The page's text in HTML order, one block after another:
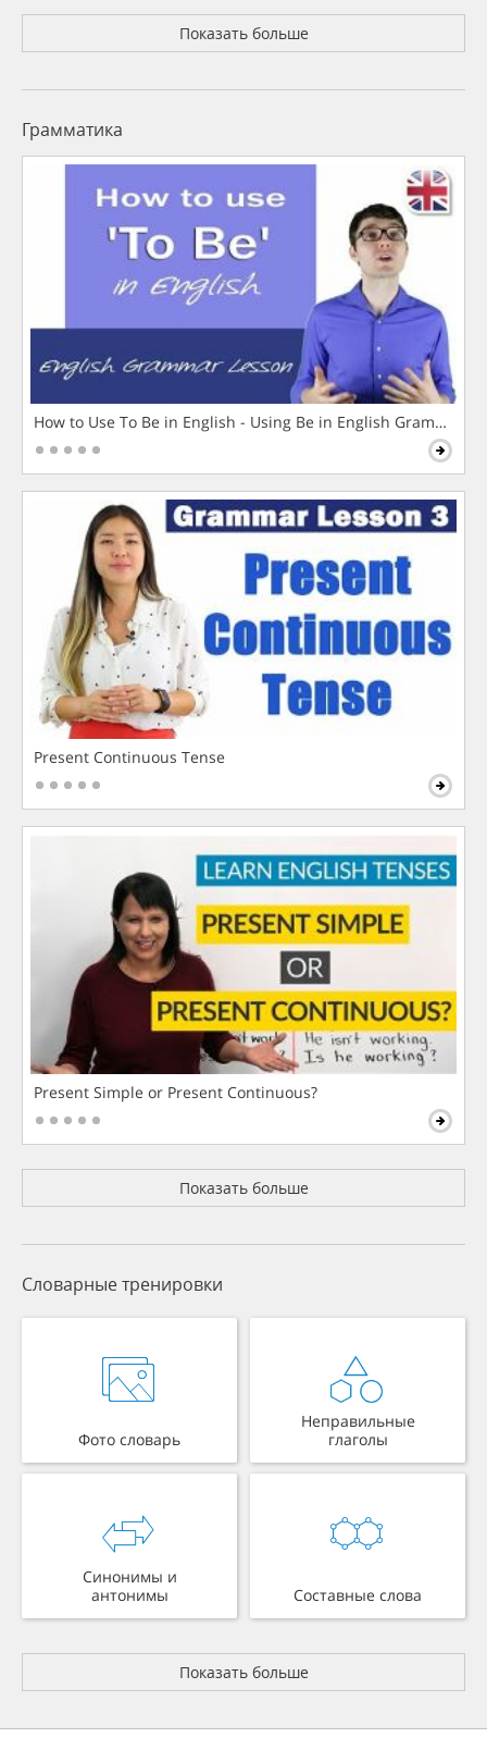
Показать больше
Грамматика
How to Use To Be in English - Using Be in English Grammar
Present Continuous Tense
Present Simple or Present Continuous?
Показать больше
Словарные тренировки
Фото словарь
Неправильные
глаголы
Синонимы и
антонимы
Составные слова
Показать больше